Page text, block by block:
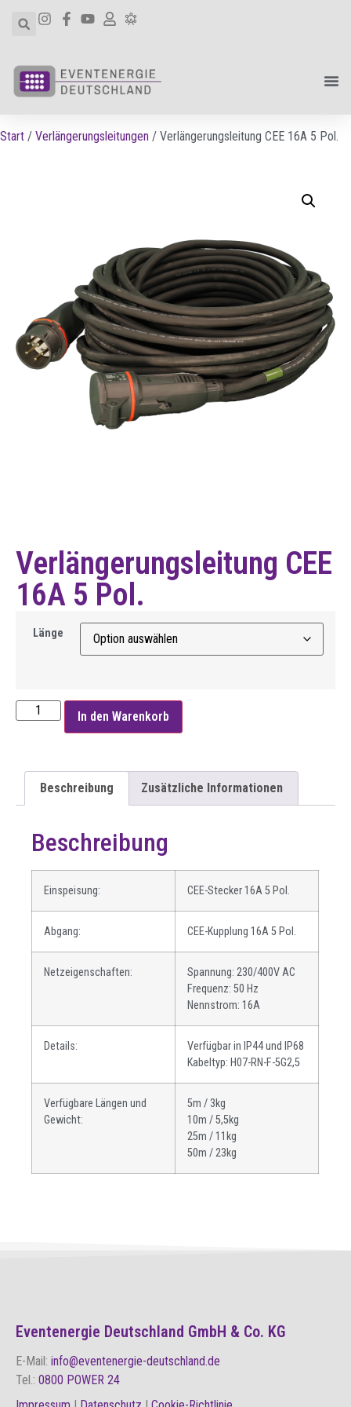
Start / Verlängerungsleitungen / Verlängerungsleitung CEE 16A 5 Pol.
Verlängerungsleitung CEE
16A 5 Pol.
Länge
In den Warenkorb
Beschreibung Zusätzliche Informationen
Beschreibung
Einspeisung: CEE-Stecker 16A 5 Pol.
Abgang: CEE-Kupplung 16A 5 Pol.
Netzeigenschaften:
Spannung: 230/400V AC
Frequenz: 50 Hz
Nennstrom: 16A
Details:
Verfügbar in IP44 und IP68
Kabeltyp: H07-RN-F-5G2,5
Verfügbare Längen und
Gewicht:
5m / 3kg
10m / 5,5kg
25m / 11kg
50m / 23kg
Eventenergie Deutschland GmbH & Co. KG
E-Mail: info@eventenergie-deutschland.de
Tel.: 0800 POWER 24